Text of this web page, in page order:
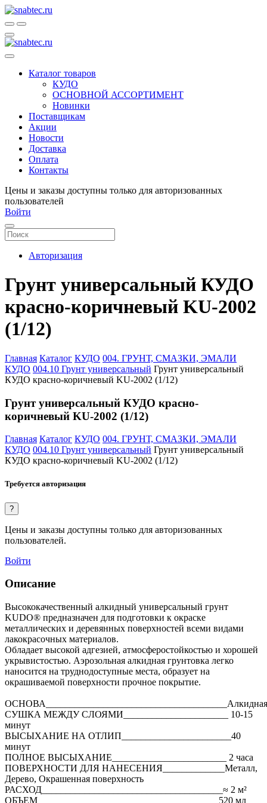
Каталог товаров
КУДО
ОСНОВНОЙ АССОРТИМЕНТ
Новинки
Поставщикам
Акции
Новости
Доставка
Оплата
Контакты
Цены и заказы доступны только для авторизованных
пользователей
Войти
Авторизация
Грунт универсальный КУДО
красно-коричневый KU-2002
(1/12)
Главная Каталог КУДО 004. ГРУНТ, СМАЗКИ, ЭМАЛИ
КУДО 004.10 Грунт универсальный Грунт универсальный
КУДО красно-коричневый KU-2002 (1/12)
Грунт универсальный КУДО красно-
коричневый KU-2002 (1/12)
Главная Каталог КУДО 004. ГРУНТ, СМАЗКИ, ЭМАЛИ
КУДО 004.10 Грунт универсальный Грунт универсальный
КУДО красно-коричневый KU-2002 (1/12)
Требуется авторизация
?
Цены и заказы доступны только для авторизованных
пользователей.
Войти
Описание
Высококачественный алкидный универсальный грунт
KUDO® предназначен для подготовки к окраске
металлических и деревянных поверхностей всеми видами
лакокрасочных материалов.
Обладает высокой адгезией, атмосферостойкостью и хорошей
укрывистостью. Аэрозольная алкидная грунтовка легко
наносится на труднодоступные места, образует на
окрашиваемой поверхности прочное покрытие.
ОСНОВА______________________________________Алкидная
СУШКА МЕЖДУ СЛОЯМИ______________________ 10-15
минут
ВЫСЫХАНИЕ НА ОТЛИП_______________________40
минут
ПОЛНОЕ ВЫСЫХАНИЕ________________________ 2 часа
ПОВЕРХНОСТИ ДЛЯ НАНЕСЕНИЯ_____________Металл,
Дерево, Окрашенная поверхность
РАСХОД______________________________________≈ 2 м²
ОБЪЕМ______________________________________520 мл